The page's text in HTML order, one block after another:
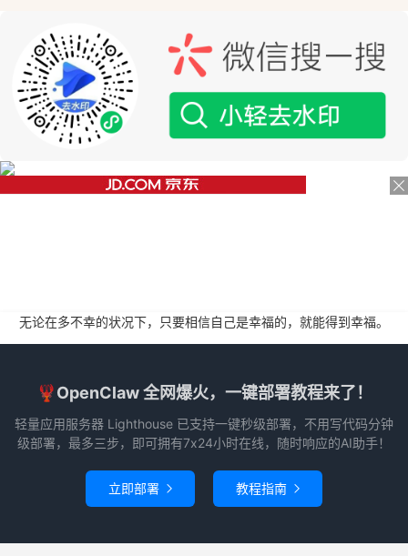
无论在多不幸的状况下，只要相信自己是幸福的，就能得到幸福。
🦞OpenClaw 全网爆火，一键部署教程来了！
轻量应用服务器 Lighthouse 已支持一键秒级部署，不用写代码分钟
级部署，最多三步，即可拥有7x24小时在线，随时响应的AI助手！
立即部署  教程指南 